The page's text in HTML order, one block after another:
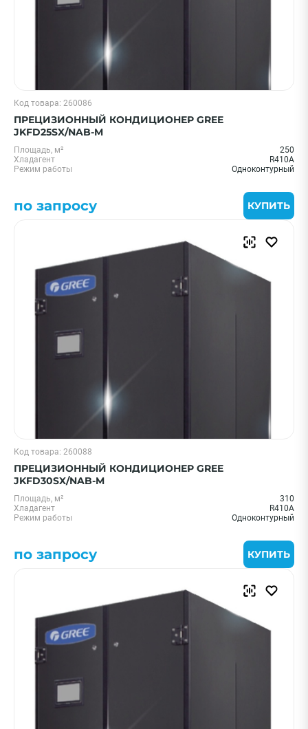
Код товара: 260086
ПРЕЦИЗИОННЫЙ КОНДИЦИОНЕР GREE
JKFD25SX/NAB-M
Площадь, м²
250
Хладагент
R410A
Режим работы
Одноконтурный
по запросу КУПИТЬ
Код товара: 260088
ПРЕЦИЗИОННЫЙ КОНДИЦИОНЕР GREE
JKFD30SX/NAB-M
Площадь, м²
310
Хладагент
R410A
Режим работы
Одноконтурный
по запросу КУПИТЬ